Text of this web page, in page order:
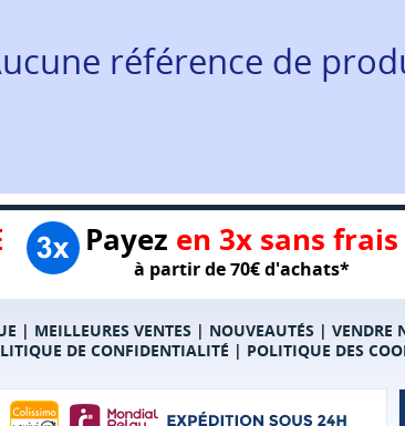
référence de
Payez en 3x sans frais
à partir de 70€ d'achats*
| MEILLEURES VENTES | NOUVEAUTÉS | VENDRE
DE CONFIDENTIALITÉ | POLITIQUE DES